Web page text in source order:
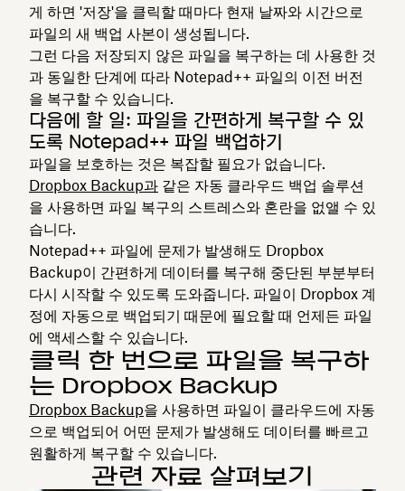
게 하면 '저장'을 클릭할 때마다 현재 날짜와 시간으로
파일의 새 백업 사본이 생성됩니다.
그런 다음 저장되지 않은 파일을 복구하는 데 사용한 것
과 동일한 단계에 따라 Notepad++ 파일의 이전 버전
을 복구할 수 있습니다.
다음에 할 일: 파일을 간편하게 복구할 수 있
도록 Notepad++ 파일 백업하기
파일을 보호하는 것은 복잡할 필요가 없습니다.
Dropbox Backup과 같은 자동 클라우드 백업 솔루션
을 사용하면 파일 복구의 스트레스와 혼란을 없앨 수 있
습니다.
Notepad++ 파일에 문제가 발생해도 Dropbox
Backup이 간편하게 데이터를 복구해 중단된 부분부터
다시 시작할 수 있도록 도와줍니다. 파일이 Dropbox 계
정에 자동으로 백업되기 때문에 필요할 때 언제든 파일
에 액세스할 수 있습니다.
클릭 한 번으로 파일을 복구하
는 Dropbox Backup
Dropbox Backup을 사용하면 파일이 클라우드에 자동
으로 백업되어 어떤 문제가 발생해도 데이터를 빠르고
원활하게 복구할 수 있습니다.
관련 자료 살펴보기